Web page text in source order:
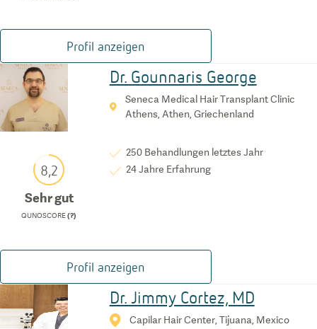
Profil anzeigen
8,2
Sehr gut
QUNOSCORE(?)
Dr. Gounnaris George
Seneca Medical Hair Transplant Clinic
Athens, Athen, Griechenland
250 Behandlungen letztes Jahr
24 Jahre Erfahrung
Profil anzeigen
Dr. Jimmy Cortez, MD
Capilar Hair Center, Tijuana, Mexico